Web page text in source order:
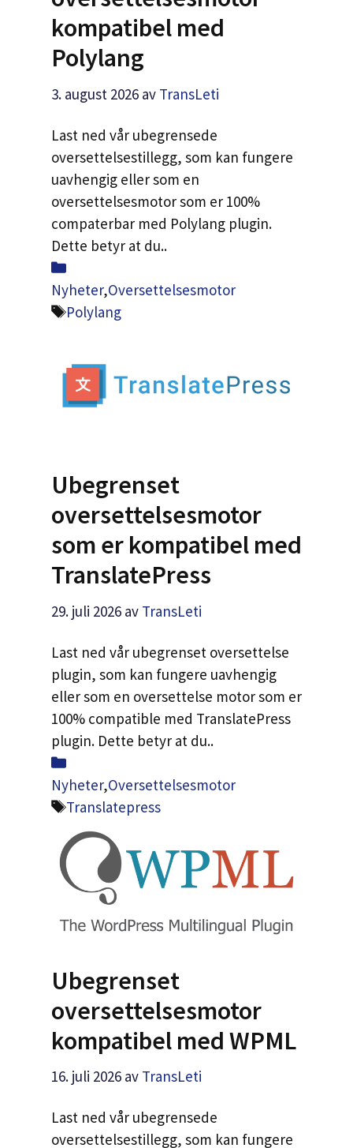
kompatibel med
Polylang
3. august 2026 av TransLeti
Last ned vår ubegrensede
oversettelsestillegg, som kan fungere
uavhengig eller som en
oversettelsesmotor som er 100%
compaterbar med Polylang plugin.
Dette betyr at du..
Kategorier
Nyheter,Oversettelsesmotor
Tags
Polylang
Ubegrenset
oversettelsesmotor
som er kompatibel med
TranslatePress
29. juli 2026 av TransLeti
Last ned vår ubegrenset oversettelse
plugin, som kan fungere uavhengig
eller som en oversettelse motor som er
100% compatible med TranslatePress
plugin. Dette betyr at du..
Kategorier
Nyheter,Oversettelsesmotor
Tags
Translatepress
Ubegrenset
oversettelsesmotor
kompatibel med WPML
16. juli 2026 av TransLeti
Last ned vår ubegrensede
oversettelsestillegg, som kan fungere